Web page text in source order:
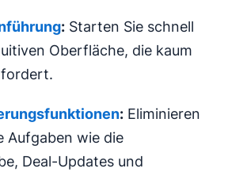
: Starten Sie schnell
Oberfläche, die kaum
: Eliminieren
Aufgaben wie die
Deal-Updates und